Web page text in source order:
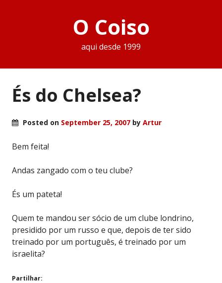
O Coiso
aqui desde 1999
És do Chelsea?
Posted on September 25, 2007 by Artur
Bem feita!
Andas zangado com o teu clube?
És um pateta!
Quem te mandou ser sócio de um clube londrino,
presidido por um russo e que, depois de ter sido
treinado por um português, é treinado por um
israelita?
Partilhar: